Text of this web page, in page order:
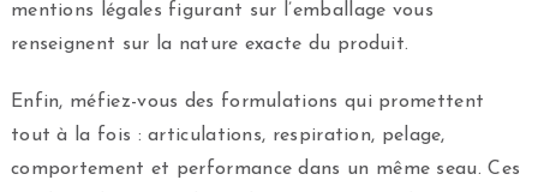
mentions légales figurant sur l’emballage vous
renseignent sur la nature exacte du produit.
Enfin, méfiez-vous des formulations qui promettent
tout à la fois : articulations, respiration, pelage,
comportement et performance dans un même seau. Ces